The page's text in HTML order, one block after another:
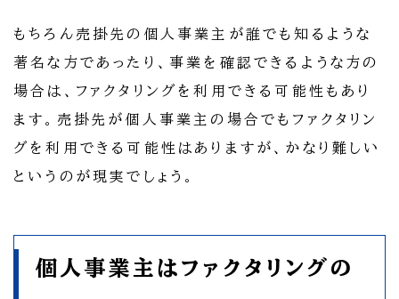
もちろん売掛先の個人事業主が誰でも知るような
著名な方であったり、事業を確認できるような方の
場合は、ファクタリングを利用できる可能性もあり
ます。売掛先が個人事業主の場合でもファクタリン
グを利用できる可能性はありますが、かなり難しい
というのが現実でしょう。
個人事業主はファクタリングの